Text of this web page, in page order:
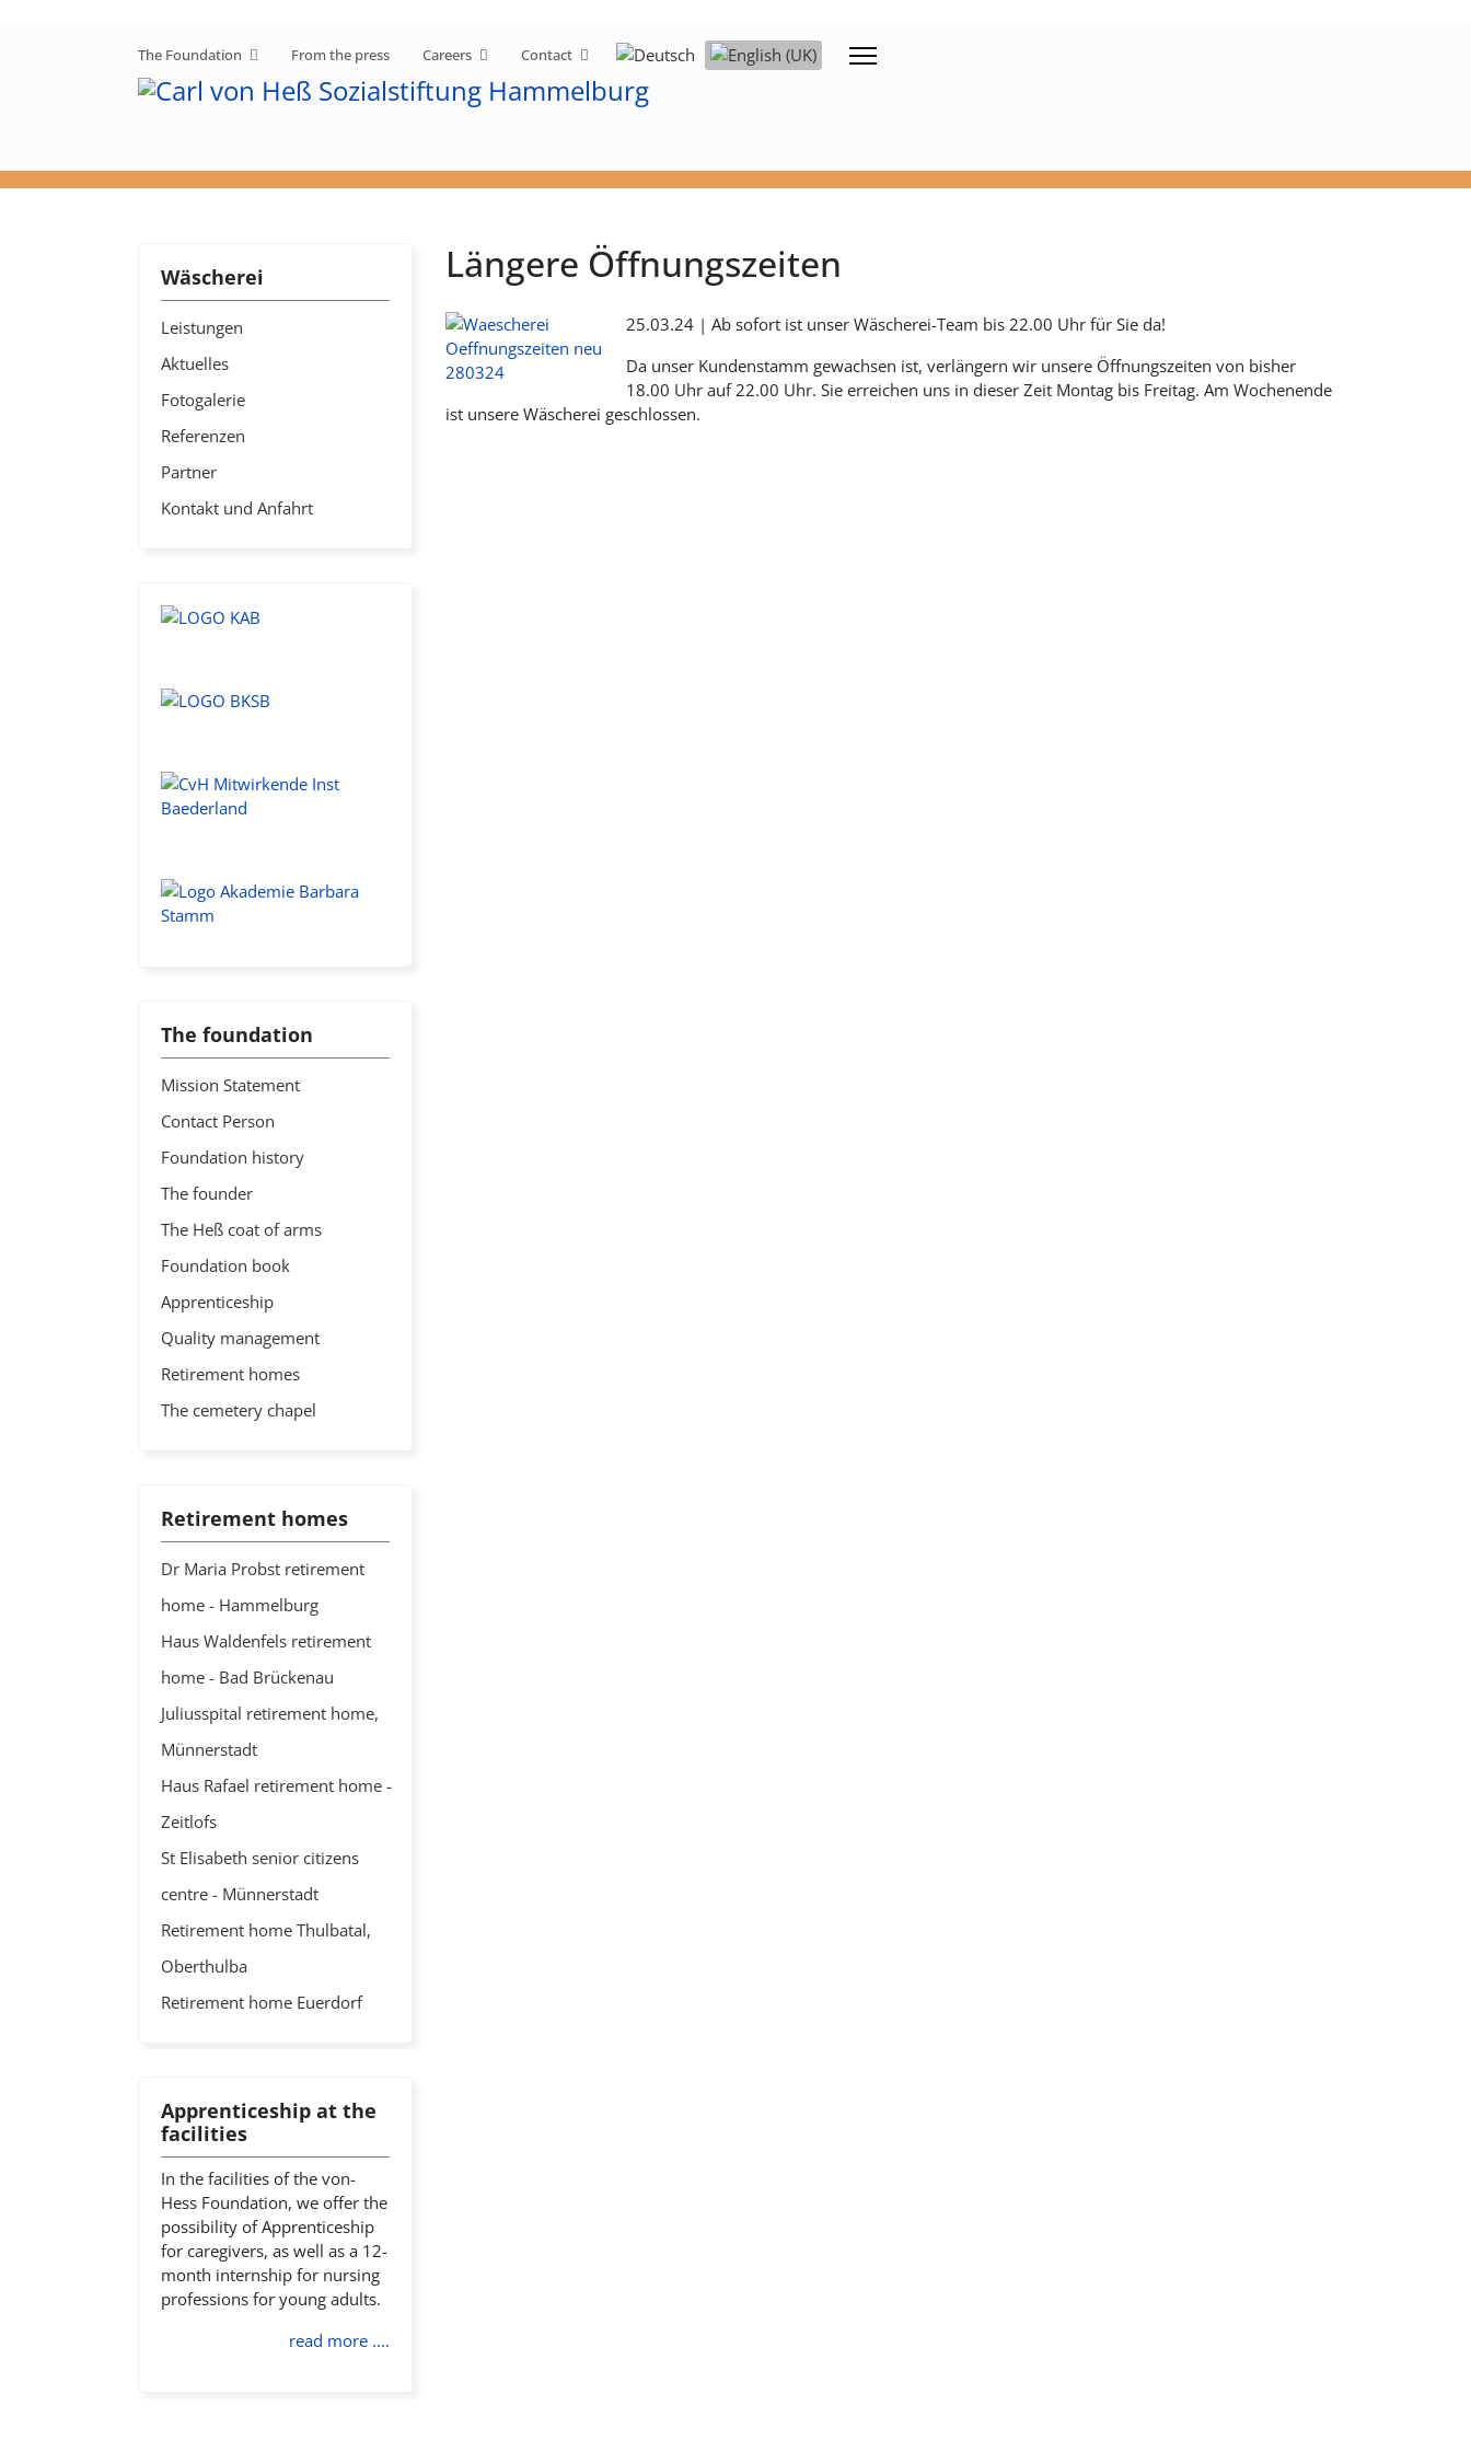
The Foundation From the press Careers Contact Select your language
Wäscherei
Leistungen
Aktuelles
Fotogalerie
Referenzen
Partner
Kontakt und Anfahrt
The foundation
Mission Statement
Contact Person
Foundation history
The founder
The Heß coat of arms
Foundation book
Apprenticeship
Quality management
Retirement homes
The cemetery chapel
Retirement homes
Dr Maria Probst retirement
home - Hammelburg
Haus Waldenfels retirement
home - Bad Brückenau
Juliusspital retirement home,
Münnerstadt
Haus Rafael retirement home -
Zeitlofs
St Elisabeth senior citizens
centre - Münnerstadt
Retirement home Thulbatal,
Oberthulba
Retirement home Euerdorf
Apprenticeship at the
facilities
In the facilities of the von-
Hess Foundation, we offer the
possibility of Apprenticeship
for caregivers, as well as a 12-
month internship for nursing
professions for young adults.
read more ....
Längere Öffnungszeiten
25.03.24 | Ab sofort ist unser Wäscherei-Team bis 22.00 Uhr für Sie da!
Da unser Kundenstamm gewachsen ist, verlängern wir unsere Öffnungszeiten von bisher
18.00 Uhr auf 22.00 Uhr. Sie erreichen uns in dieser Zeit Montag bis Freitag. Am Wochenende
ist unsere Wäscherei geschlossen.